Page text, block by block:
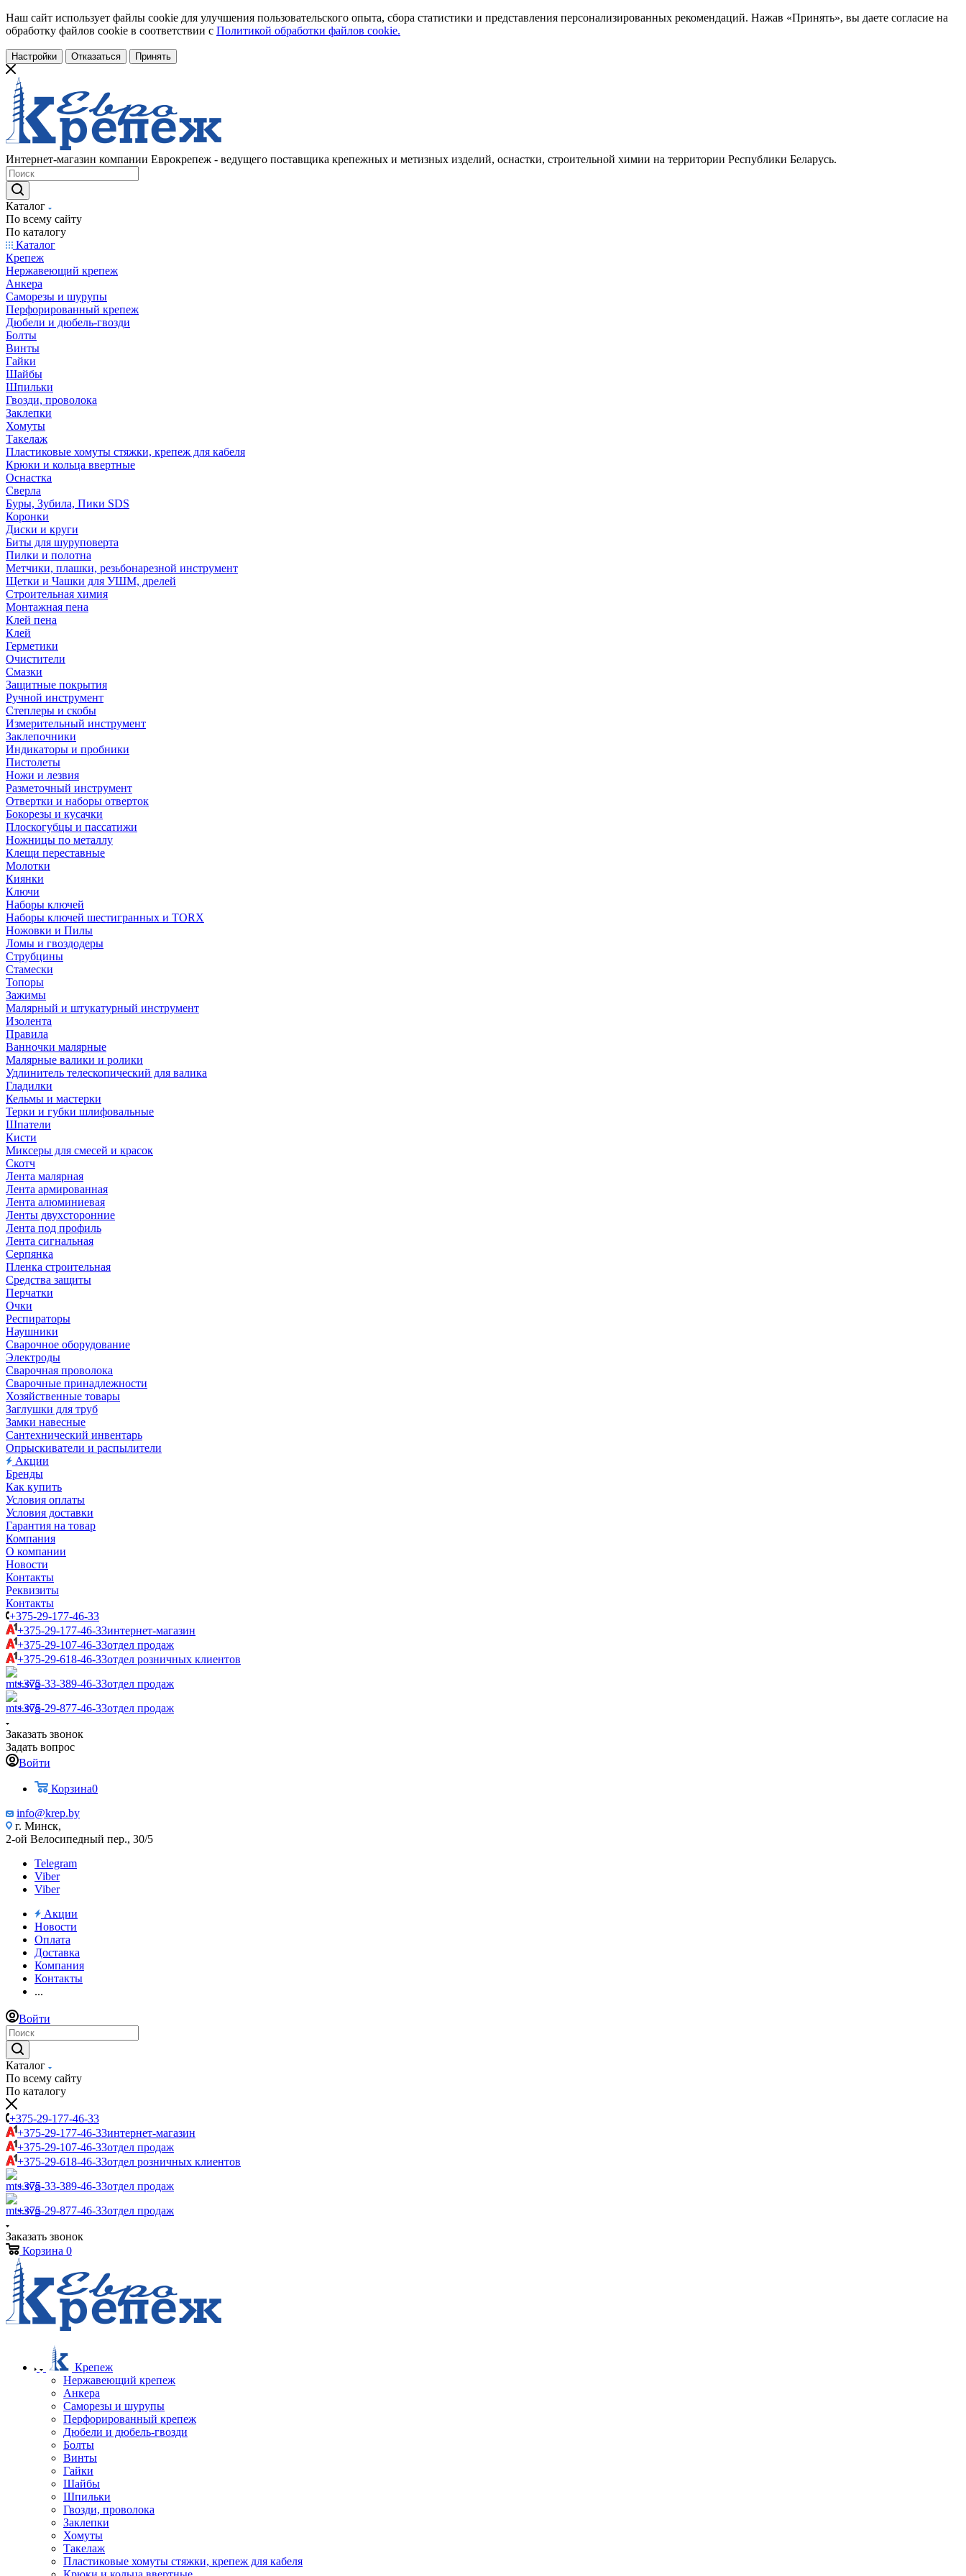
Наш сайт использует файлы cookie для улучшения пользовательского опыта, сбора статистики и представления персонализированных рекомендаций. Нажав «Принять», вы даете согласие на
обработку файлов cookie в соответствии с Политикой обработки файлов cookie.
Настройки Отказаться Принять
Интернет-магазин компании Еврокрепеж - ведущего поставщика крепежных и метизных изделий, оснастки, строительной химии на территории Республики Беларусь.
Каталог
По всему сайту
По каталогу
Каталог
Крепеж
Нержавеющий крепеж
Анкера
Саморезы и шурупы
Перфорированный крепеж
Дюбели и дюбель-гвозди
Болты
Винты
Гайки
Шайбы
Шпильки
Гвозди, проволока
Заклепки
Хомуты
Такелаж
Пластиковые хомуты стяжки, крепеж для кабеля
Крюки и кольца ввертные
Оснастка
Сверла
Буры, Зубила, Пики SDS
Коронки
Диски и круги
Биты для шуруповерта
Пилки и полотна
Метчики, плашки, резьбонарезной инструмент
Щетки и Чашки для УШМ, дрелей
Строительная химия
Монтажная пена
Клей пена
Клей
Герметики
Очистители
Смазки
Защитные покрытия
Ручной инструмент
Степлеры и скобы
Измерительный инструмент
Заклепочники
Индикаторы и пробники
Пистолеты
Ножи и лезвия
Разметочный инструмент
Отвертки и наборы отверток
Бокорезы и кусачки
Плоскогубцы и пассатижи
Ножницы по металлу
Клещи переставные
Молотки
Киянки
Ключи
Наборы ключей
Наборы ключей шестигранных и TORX
Ножовки и Пилы
Ломы и гвоздодеры
Струбцины
Стамески
Топоры
Зажимы
Малярный и штукатурный инструмент
Изолента
Правила
Ванночки малярные
Малярные валики и ролики
Удлинитель телескопический для валика
Гладилки
Кельмы и мастерки
Терки и губки шлифовальные
Шпатели
Кисти
Миксеры для смесей и красок
Скотч
Лента малярная
Лента армированная
Лента алюминиевая
Ленты двухсторонние
Лента под профиль
Лента сигнальная
Серпянка
Пленка строительная
Средства защиты
Перчатки
Очки
Респираторы
Наушники
Сварочное оборудование
Электроды
Сварочная проволока
Сварочные принадлежности
Хозяйственные товары
Заглушки для труб
Замки навесные
Сантехнический инвентарь
Опрыскиватели и распылители
Акции
Бренды
Как купить
Условия оплаты
Условия доставки
Гарантия на товар
Компания
О компании
Новости
Контакты
Реквизиты
Контакты
+375-29-177-46-33
+375-29-177-46-33интернет-магазин
+375-29-107-46-33отдел продаж
+375-29-618-46-33отдел розничных клиентов
+375-33-389-46-33отдел продаж
+375-29-877-46-33отдел продаж
Заказать звонок
Задать вопрос
Войти
Корзина0
info@krep.by
г. Минск,
2-ой Велосипедный пер., 30/5
Telegram
Viber
Viber
Акции
Новости
Оплата
Доставка
Компания
Контакты
...
Войти
Каталог
По всему сайту
По каталогу
+375-29-177-46-33
+375-29-177-46-33интернет-магазин
+375-29-107-46-33отдел продаж
+375-29-618-46-33отдел розничных клиентов
+375-33-389-46-33отдел продаж
+375-29-877-46-33отдел продаж
Заказать звонок
Корзина 0
Крепеж
Нержавеющий крепеж
Анкера
Саморезы и шурупы
Перфорированный крепеж
Дюбели и дюбель-гвозди
Болты
Винты
Гайки
Шайбы
Шпильки
Гвозди, проволока
Заклепки
Хомуты
Такелаж
Пластиковые хомуты стяжки, крепеж для кабеля